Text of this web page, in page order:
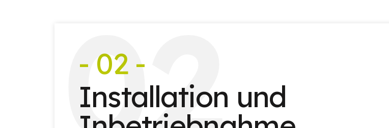
02
- 02 -
Installation und